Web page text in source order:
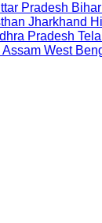
Pradesh Bihar
Jharkhand
Pradesh
Assam West